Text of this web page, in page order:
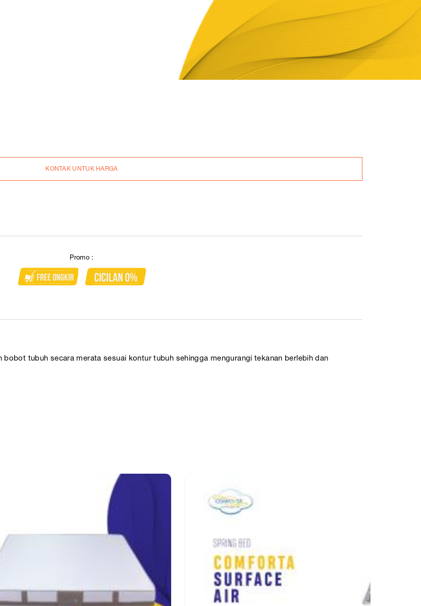
KONTAK UNTUK HARGA
Promo :
tubuh secara merata sesuai kontur tubuh sehingga mengurangi tekanan berlebih dan
memberikan topangan sempurna untuk kepala, bahu, tulang belakang, lumbal, pinggul, paha,